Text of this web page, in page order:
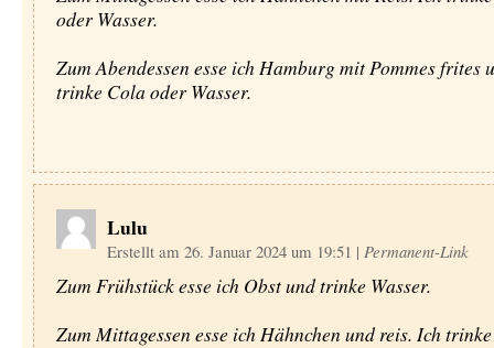
oder Wasser.
Zum Abendessen esse ich Hamburg mit Pommes frites
trinke Cola oder Wasser.
Lulu
Erstellt am 26. Januar 2024 um 19:51 | Permanent-Link
Zum Frühstück esse ich Obst und trinke Wasser.
Zum Mittagessen esse ich Hähnchen und reis. Ich trinke